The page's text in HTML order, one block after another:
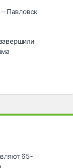
Павловск
65-